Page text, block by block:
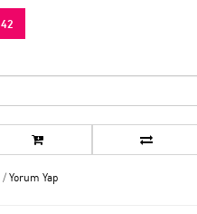
42
/ Yorum Yap